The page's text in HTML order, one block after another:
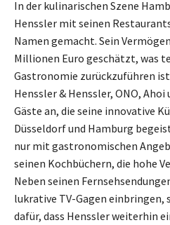
In der kulinarischen Szene
Henssler mit seinen
Namen gemacht. Sein
Millionen Euro geschätzt, was
Gastronomie zurückzuführen
Henssler & Henssler, ONO,
Gäste an, die seine innovative
Düsseldorf und Hamburg
nur mit gastronomischen
seinen Kochbüchern, die hohe
Neben seinen
lukrative TV-Gagen einbringen,
dafür, dass Henssler weiterhin